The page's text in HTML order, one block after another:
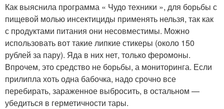
Как выяснила программа « Чудо техники », для борьбы с
пищевой молью инсектициды применять нельзя, так как
с продуктами питания они несовместимы. Можно
использовать вот такие липкие стикеры (около 150
рублей за пару). Яда в них нет, только феромоны.
Впрочем, это средство не борьбы, а мониторинга. Если
прилипла хоть одна бабочка, надо срочно все
перебирать, зараженное выбросить, в остальном —
убедиться в герметичности тары.